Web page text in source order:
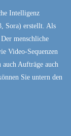
Intelligenz
Sora) erstellt. Als
menschliche
Video-Sequenzen
auch Aufträge auch
Sie untern den